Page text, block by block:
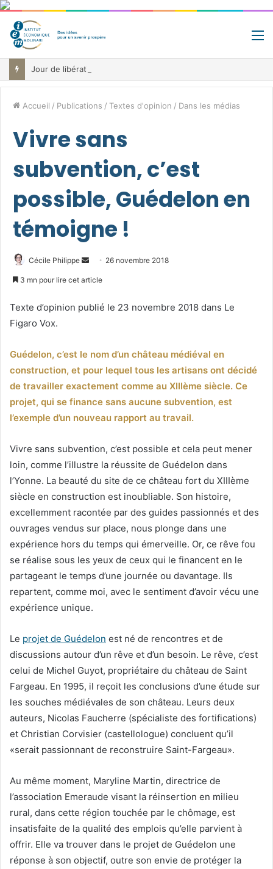
Accueil / Publications / Textes d'opinion / Dans les médias
Vivre sans
subvention, c’est
possible, Guédelon en
témoigne !
Cécile Philippe
Envoyer26 novembre 2018
3 mn pour lire cet article
Texte d’opinion publié le 23 novembre 2018 dans Le
Figaro Vox.
Guédelon, c’est le nom d’un château médiéval en
construction, et pour lequel tous les artisans ont décidé
de travailler exactement comme au XIIIème siècle. Ce
projet, qui se finance sans aucune subvention, est
l’exemple d’un nouveau rapport au travail.
Vivre sans subvention, c’est possible et cela peut mener
loin, comme l’illustre la réussite de Guédelon dans
l’Yonne. La beauté du site de ce château fort du XIIIème
siècle en construction est inoubliable. Son histoire,
excellemment racontée par des guides passionnés et des
ouvrages vendus sur place, nous plonge dans une
expérience hors du temps qui émerveille. Or, ce rêve fou
se réalise sous les yeux de ceux qui le financent en le
partageant le temps d’une journée ou davantage. Ils
repartent, comme moi, avec le sentiment d’avoir vécu une
expérience unique.
Le projet de Guédelon est né de rencontres et de
discussions autour d’un rêve et d’un besoin. Le rêve, c’est
celui de Michel Guyot, propriétaire du château de Saint
Fargeau. En 1995, il reçoit les conclusions d’une étude sur
les souches médiévales de son château. Leurs deux
auteurs, Nicolas Faucherre (spécialiste des fortifications)
et Christian Corvisier (castellologue) concluent qu’il
«serait passionnant de reconstruire Saint-Fargeau».
Au même moment, Maryline Martin, directrice de
l’association Emeraude visant la réinsertion en milieu
rural, dans cette région touchée par le chômage, est
insatisfaite de la qualité des emplois qu’elle parvient à
offrir. Elle va trouver dans le projet de Guédelon une
réponse à son objectif, outre son envie de protéger la